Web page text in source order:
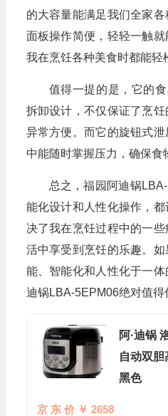
的大容量能满足我们全家
面板操作简便，轻轻一触
我在烹饪各种美食时都能轻
值得一提的是，它的
拆卸设计，不仅保证了烹
异常方便。而它的旋钮式
中能随时掌握压力，确保食
总之，福园阿迪锅
能化设计和人性化操作，
决了我在烹饪过程中的一
活中享受到烹饪的乐趣。
能、智能化和人性化于一
迪锅LBA-5EPM06绝对值得
阿·迪锅
自动双
黑色
京 东 价 ￥ 2658